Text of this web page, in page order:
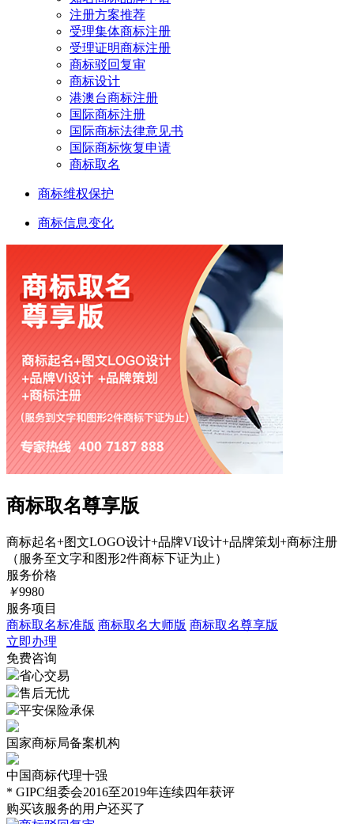
注册方案推荐
受理集体商标注册
受理证明商标注册
商标驳回复审
商标设计
港澳台商标注册
国际商标注册
国际商标法律意见书
国际商标恢复申请
商标取名
商标维权保护
商标信息变化
商标取名尊享版
商标起名+图文LOGO设计+品牌VI设计+品牌策划+商标注册
（服务至文字和图形2件商标下证为止）
服务价格
￥9980
服务项目
商标取名标准版 商标取名大师版 商标取名尊享版
立即办理
免费咨询
省心交易
售后无忧
平安保险承保
国家商标局备案机构
中国商标代理十强
* GIPC组委会2016至2019年连续四年获评
购买该服务的用户还买了